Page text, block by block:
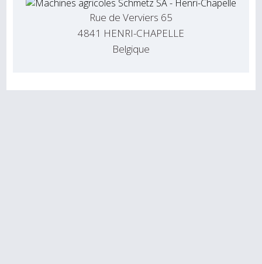
Rue de Verviers 65
4841 HENRI-CHAPELLE
Belgique